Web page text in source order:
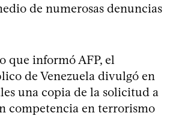
de numerosas denuncias
que informó AFP, el
de Venezuela divulgó en
una copia de la solicitud a
competencia en terrorismo